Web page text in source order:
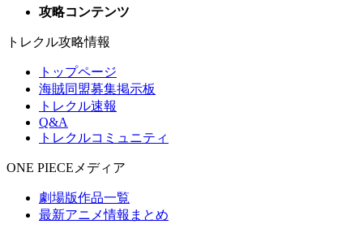
攻略コンテンツ
トレクル攻略情報
トップページ
海賊同盟募集掲示板
トレクル速報
Q&A
トレクルコミュニティ
ONE PIECEメディア
劇場版作品一覧
最新アニメ情報まとめ